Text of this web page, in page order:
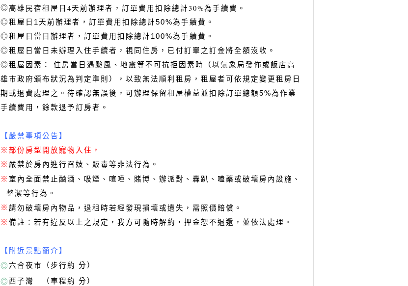
◎高雄民宿租屋日4天前辦理者，訂單費用扣除總計30%為手續費。
◎租屋日1天前辦理者，訂單費用扣除總計50%為手續費。
◎租屋日當日辦理者，訂單費用扣除總計100%為手續費。
◎租屋日當日未辦理入住手續者，視同住房，已付訂單之訂金將全額沒收。
◎租屋因素： 住房當日遇颱風、地震等不可抗拒因素時（以氣象局發佈或飯店高
雄市政府頒布狀況為判定準則），以致無法順利租房，租屋者可依規定變更租房日
期或退費處理之。待確認無誤後，可辦理保留租屋權益並扣除訂單總額5%為作業
手續費用，餘款退予訂房者。
【嚴禁事項公告】
※部份房型開放寵物入住，
※ 嚴禁於房內進行召妓、販毒等非法行為。
※ 室內全面禁止酗酒、吸煙、喧嘩、賭博、辦派對、轟趴、嗑藥或破壞房內設施、
整潔等行為。
※ 請勿破壞房內物品，退租時若經發現損壞或遺失，需照價賠償。
※ 備註：若有違反以上之規定，我方可隨時解約，押金恕不退還，並依法處理。
【附近景點簡介】
◎六合夜市（步行約 分）
◎西子灣 （車程約 分）